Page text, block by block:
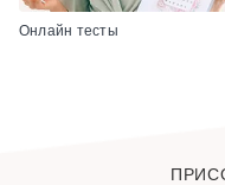
Онлайн тесты